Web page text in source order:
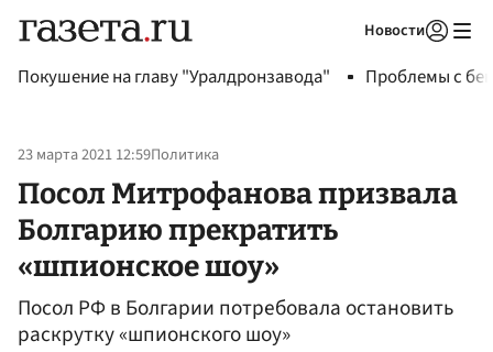
Новости
Покушение на главу "Уралдронзавода" Проблемы с
23 марта 2021 12:59Политика
Посол Митрофанова призвала
Болгарию прекратить
«шпионское шоу»
Посол РФ в Болгарии потребовала остановить
раскрутку «шпионского шоу»